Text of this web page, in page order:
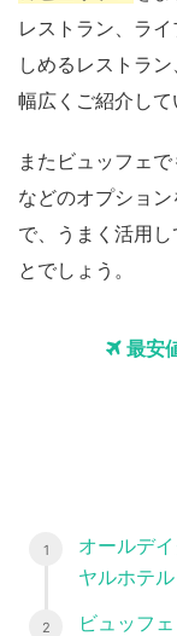
レストラン、ラ
しめるレストラ
幅広くご紹介して
またビュッフェ
などのオプショ
で、うまく活用
とでしょう。
最安
オールデ
ヤルホテル
ビュッフ